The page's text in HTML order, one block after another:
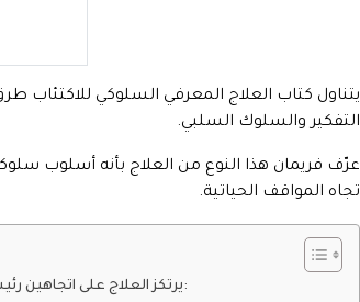
يتناول كتاب العلاج المعرفي السلوكي للاكتئاب
التفكير والسلوك السلبي.
عرّف فريمان هذا النوع من العلاج بأنه أسلوب
تجاه المواقف الحياتية.
يرتكز العلاج على اتجاهين رئيسيين في علم النفس: